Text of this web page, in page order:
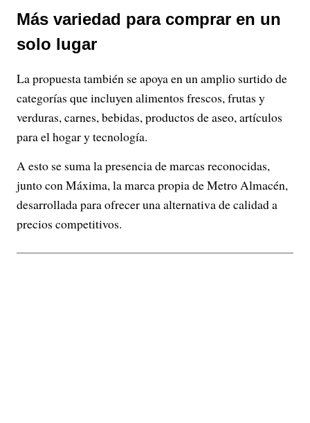
Más variedad para comprar en un
solo lugar
La propuesta también se apoya en un amplio surtido de
categorías que incluyen alimentos frescos, frutas y
verduras, carnes, bebidas, productos de aseo, artículos
para el hogar y tecnología.
A esto se suma la presencia de marcas reconocidas,
junto con Máxima, la marca propia de Metro Almacén,
desarrollada para ofrecer una alternativa de calidad a
precios competitivos.